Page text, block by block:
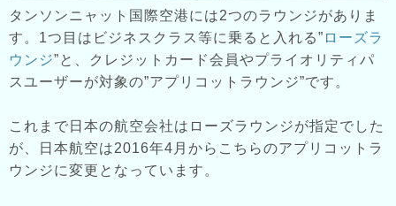
タンソンニャット国際空港には2つのラウンジがありま
す。1つ目はビジネスクラス等に乗ると入れる” ローズラ
ウンジ”と、クレジットカード会員やプライオリティパ
スユーザーが対象の”アプリコットラウンジ”です。
これまで日本の航空会社はローズラウンジが指定でした
が、日本航空は2016年4月からこちらのアプリコットラ
ウンジに変更となっています。